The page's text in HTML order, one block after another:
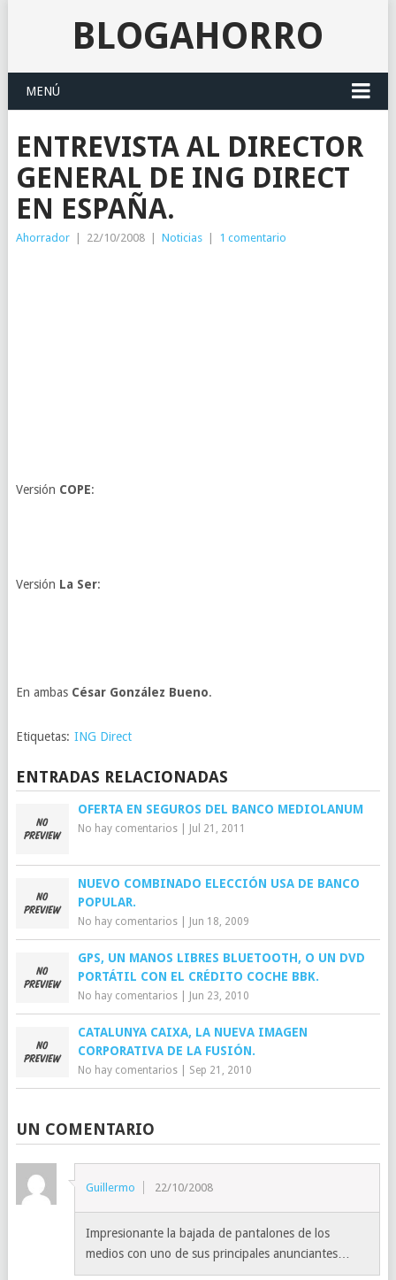
BLOGAHORRO
MENÚ
ENTREVISTA AL DIRECTOR
GENERAL DE ING DIRECT
EN ESPAÑA.
Ahorrador 22/10/2008 Noticias 1 comentario
Versión COPE:
Versión La Ser:
En ambas César González Bueno.
Etiquetas: ING Direct
ENTRADAS RELACIONADAS
OFERTA EN SEGUROS DEL BANCO MEDIOLANUM
No hay comentarios| Jul 21, 2011
NUEVO COMBINADO ELECCIÓN USA DE BANCO
POPULAR.
No hay comentarios| Jun 18, 2009
GPS, UN MANOS LIBRES BLUETOOTH, O UN DVD
PORTÁTIL CON EL CRÉDITO COCHE BBK.
No hay comentarios| Jun 23, 2010
CATALUNYA CAIXA, LA NUEVA IMAGEN
CORPORATIVA DE LA FUSIÓN.
No hay comentarios| Sep 21, 2010
UN COMENTARIO
Guillermo 22/10/2008
Impresionante la bajada de pantalones de los
medios con uno de sus principales anunciantes…